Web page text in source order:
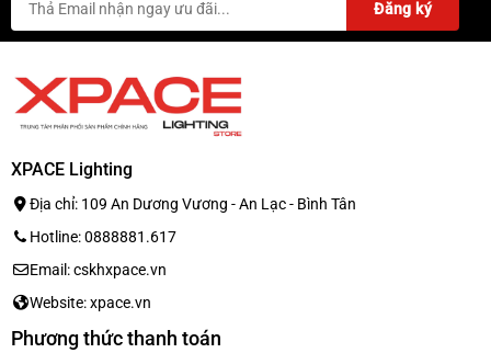
XPACE Lighting
Địa chỉ: 109 An Dương Vương - An Lạc - Bình Tân
Hotline: 0888881.617
Email: cskhxpace.vn
Website: xpace.vn
Phương thức thanh toán